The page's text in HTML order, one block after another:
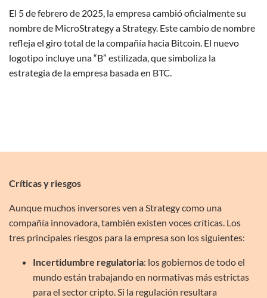
El 5 de febrero de 2025, la empresa cambió oficialmente su
nombre de MicroStrategy a Strategy. Este cambio de nombre
refleja el giro total de la compañía hacia Bitcoin. El nuevo
logotipo incluye una “B” estilizada, que simboliza la
estrategia de la empresa basada en BTC.
Críticas y riesgos
Aunque muchos inversores ven a Strategy como una
compañía innovadora, también existen voces críticas. Los
tres principales riesgos para la empresa son los siguientes:
Incertidumbre regulatoria: los gobiernos de todo el
mundo están trabajando en normativas más estrictas
para el sector cripto. Si la regulación resultara